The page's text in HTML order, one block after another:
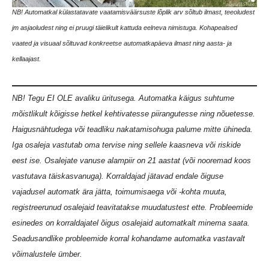
NB! Automatkal külastatavate vaatamisväärsuste lõplik arv sõltub ilmast, teeoludest
jm asjaoludest ning ei pruugi täielikult kattuda eelneva nimistuga. Kohapealsed
vaated ja visuaal sõltuvad konkreetse automatkapäeva ilmast ning aasta- ja
kellaajast.
NB! Tegu EI OLE avaliku üritusega. Automatka käigus suhtume
mõistlikult kõigisse hetkel kehtivatesse piirangutesse ning nõuetesse.
Haigusnähtudega või teadliku nakatamisohuga palume mitte ühineda.
Iga osaleja vastutab oma tervise ning sellele kaasneva või riskide
eest ise. Osalejate vanuse alampiir on 21 aastat (või nooremad koos
vastutava täiskasvanuga). Korraldajad jätavad endale õiguse
vajadusel automatk ära jätta, toimumisaega või -kohta muuta,
registreerunud osalejaid teavitatakse muudatustest ette. Probleemide
esinedes on korraldajatel õigus osalejaid automatkalt minema saata.
Seadusandlike probleemide korral kohandame automatka vastavalt
võimalustele ümber.